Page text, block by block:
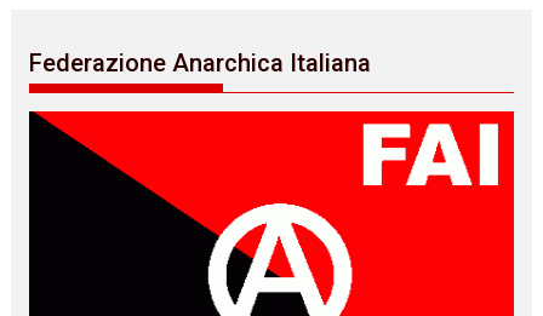
Federazione Anarchica Italiana